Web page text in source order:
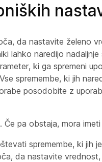
da nastavite želeno
lahko naredijo
ki ga spremeni
spremembe, ki jih
posodobite z
Če pa obstaja, mora
spremembe, ki jih
da nastavite